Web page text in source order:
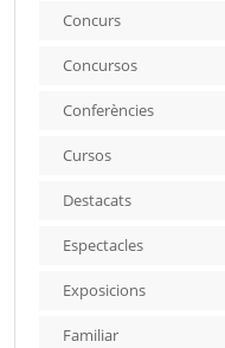
Concurs
Concursos
Conferències
Cursos
Destacats
Espectacles
Exposicions
Familiar